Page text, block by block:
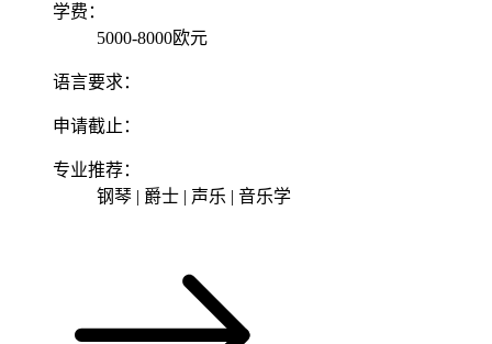
学费：
5000-8000欧元
语言要求：
申请截止：
专业推荐：
钢琴 | 爵士 | 声乐 | 音乐学